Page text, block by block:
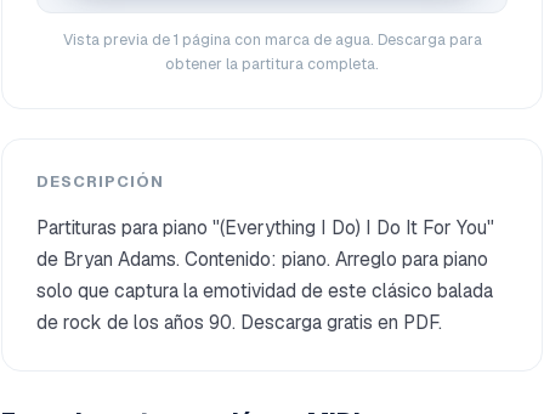
Vista previa de 1 página con marca de agua. Descarga para
obtener la partitura completa.
DESCRIPCIÓN
Partituras para piano "(Everything I Do) I Do It For You"
de Bryan Adams. Contenido: piano. Arreglo para piano
solo que captura la emotividad de este clásico balada
de rock de los años 90. Descarga gratis en PDF.